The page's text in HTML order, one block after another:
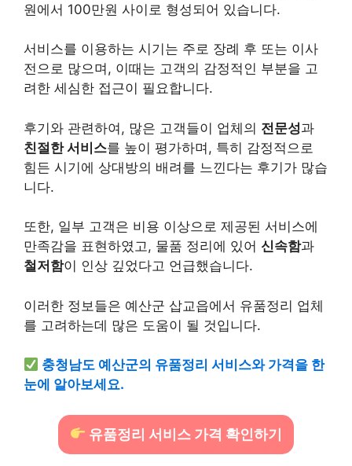
원에서 100만원 사이로 형성되어 있습니다.
서비스를 이용하는 시기는 주로 장례 후 또는 이사
전으로 많으며, 이때는 고객의 감정적인 부분을 고
려한 세심한 접근이 필요합니다.
후기와 관련하여, 많은 고객들이 업체의 전문성과
친절한 서비스를 높이 평가하며, 특히 감정적으로
힘든 시기에 상대방의 배려를 느낀다는 후기가 많습
니다.
또한, 일부 고객은 비용 이상으로 제공된 서비스에
만족감을 표현하였고, 물품 정리에 있어 신속함과
철저함이 인상 깊었다고 언급했습니다.
이러한 정보들은 예산군 삽교읍에서 유품정리 업체
를 고려하는데 많은 도움이 될 것입니다.
충청남도 예산군의 유품정리 서비스와 가격을 한
눈에 알아보세요.
유품정리 서비스 가격 확인하기